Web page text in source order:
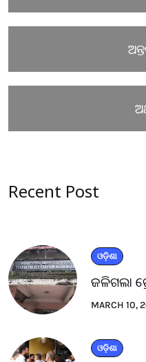
Recent Post
ଓଡ଼ିଶା
ଜଳିଗଲା
MARCH 10,
ଓଡ଼ିଶା